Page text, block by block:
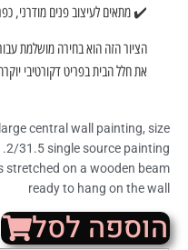
✔️ מתאים לעיצוב פנים מודרני,
הציור הזה הוא בחירה מושלמת
את חלל הבית בפריט דקורטיבי
central wall painting, size
31.5 single source painting
stretched on a wooden beam
ready to hang on the wall
הוספה לסל